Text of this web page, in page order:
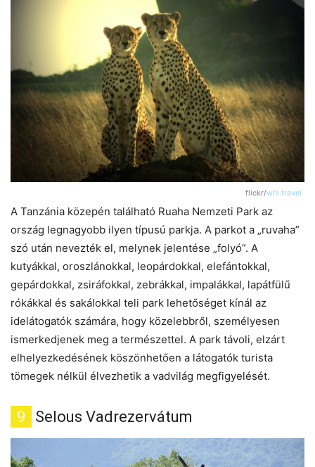
flickr/whl.travel
A Tanzánia közepén található Ruaha Nemzeti Park az
ország legnagyobb ilyen típusú parkja. A parkot a „ruvaha”
szó után nevezték el, melynek jelentése „folyó”. A
kutyákkal, oroszlánokkal, leopárdokkal, elefántokkal,
gepárdokkal, zsiráfokkal, zebrákkal, impalákkal, lapátfülű
rókákkal és sakálokkal teli park lehetőséget kínál az
idelátogatók számára, hogy közelebbről, személyesen
ismerkedjenek meg a természettel. A park távoli, elzárt
elhelyezkedésének köszönhetően a látogatók turista
tömegek nélkül élvezhetik a vadvilág megfigyelését.
9 Selous Vadrezervátum